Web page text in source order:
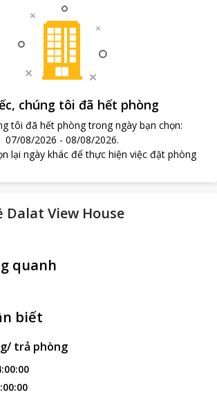
chúng tôi đã hết phòng
tôi đã hết phòng trong ngày bạn chọn:
07/08/2026 - 08/08/2026.
lại ngày khác để thực hiện việc đặt phòng
Dalat View House
quanh
biết
trả phòng